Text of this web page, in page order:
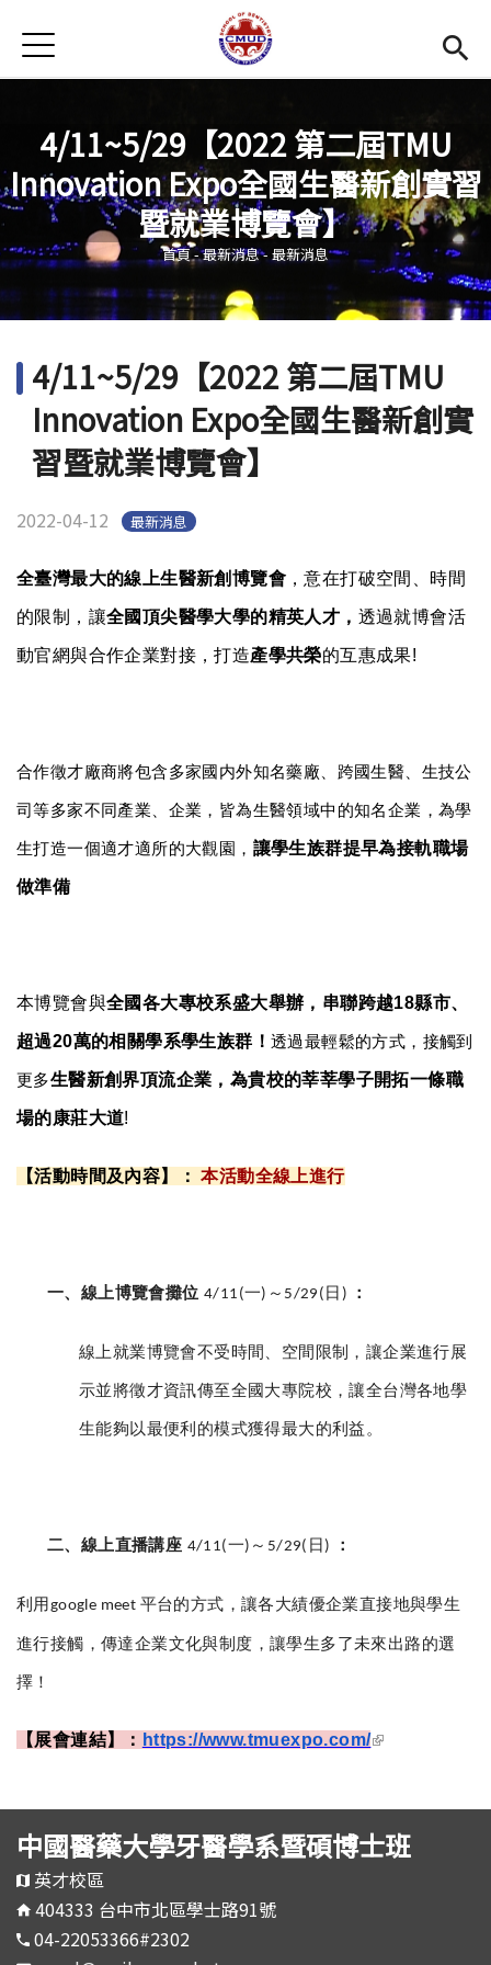
首頁
最新消息
招生訊息
Open
系所簡介
Open
教學環境
Open
學生專區
活動集錦
Jump to Navigation
Jump to Main content
4/11~5/29【2022 第二屆TMU
Innovation Expo全國生醫新創實習
暨就業博覽會】
您在這裡
首頁-最新消息- 最新消息
4/11~5/29【2022 第二屆TMU
Innovation Expo全國生醫新創實
習暨就業博覽會】
2022-04-12 最新消息
全臺灣最大的線上生醫新創博覽會 ，意在打破空間、時間
的限制，讓全國頂尖醫學大學的精英人才， 透過就博會活
動官網與合作企業對接，打造產學共榮的互惠成果!
合作徵才廠商將包含多家國内外知名藥廠、跨國生醫、生技公
司等多家不同產業、企業，皆為生醫領域中的知名企業，為學
生打造一個適才適所的大觀園， 讓學生族群提早為接軌職場
做準備
本博覽會與全國各大專校系盛大舉辦，串聯跨越18縣市、
超過20萬的相關學系學生族群！ 透過最輕鬆的方式，接觸到
更多生醫新創界頂流企業，為貴校的莘莘學子開拓一條職
場的康莊大道!
【活動時間及內容】： 本活動全線上進行
一、線上博覽會攤位 4/11(一) ～ 5/29( 日 ) ：
線上就業博覽會不受時間、空間限制，讓企業進行展
示並將徵才資訊傳至全國大專院校，讓全台灣各地學
生能夠以最便利的模式獲得最大的利益。
二、線上直播講座 4/11(一) ～ 5/29( 日) ：
利用 google meet 平台的方式，讓各大績優企業直接地與學生
進行接觸，傳達企業文化與制度，讓學生多了未來出路的選
擇！
【展會連結】： https://www.tmuexpo.com/(link is
中國醫藥大學牙醫學系暨碩博士班
英才校區
404333 台中市北區學士路91號
04-22053366#2302